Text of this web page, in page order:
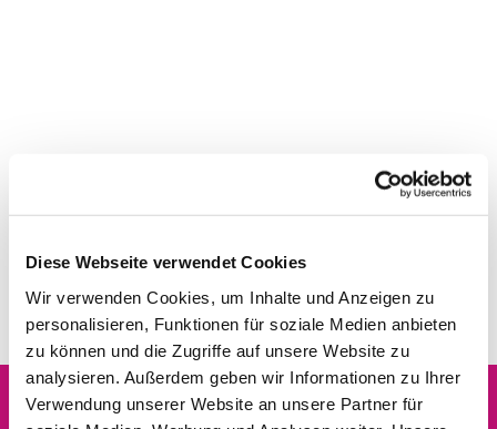
Diese Webseite verwendet Cookies
Wir verwenden Cookies, um Inhalte und Anzeigen zu
personalisieren, Funktionen für soziale Medien anbieten
zu können und die Zugriffe auf unsere Website zu
analysieren. Außerdem geben wir Informationen zu Ihrer
Verwendung unserer Website an unsere Partner für